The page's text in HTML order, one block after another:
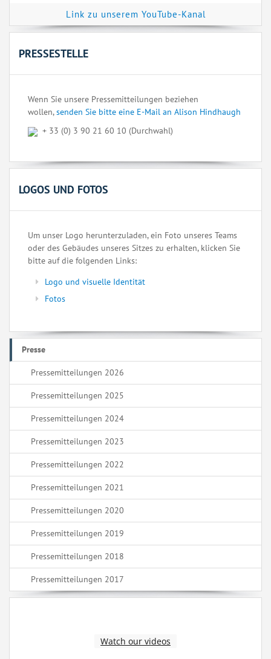
Link zu unserem YouTube-Kanal
PRESSESTELLE
Wenn Sie unsere Pressemitteilungen beziehen
wollen,senden Sie bitte eine E-Mail an Alison Hindhaugh
+ 33 (0) 3 90 21 60 10 (Durchwahl)
LOGOS UND FOTOS
Um unser Logo herunterzuladen, ein Foto unseres Teams
oder des Gebäudes unseres Sitzes zu erhalten, klicken Sie
bitte auf die folgenden Links:
Logo und visuelle Identität
Fotos
Presse
Pressemitteilungen 2026
Pressemitteilungen 2025
Pressemitteilungen 2024
Pressemitteilungen 2023
Pressemitteilungen 2022
Pressemitteilungen 2021
Pressemitteilungen 2020
Pressemitteilungen 2019
Pressemitteilungen 2018
Pressemitteilungen 2017
Watch our videos